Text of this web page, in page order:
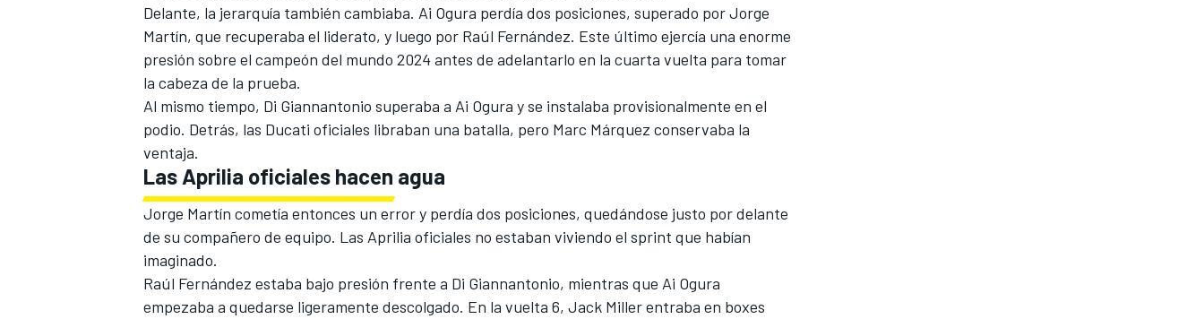
WRC
Delante, la jerarquía también cambiaba. Ai Ogura perdía dos posiciones, superado por Jorge
Martín, que recuperaba el liderato, y luego por Raúl Fernández. Este último ejercía una enorme
presión sobre el campeón del mundo 2024 antes de adelantarlo en la cuarta vuelta para tomar
la cabeza de la prueba.
Al mismo tiempo, Di Giannantonio superaba a Ai Ogura y se instalaba provisionalmente en el
podio. Detrás, las Ducati oficiales libraban una batalla, pero Marc Márquez conservaba la
ventaja.
Las Aprilia oficiales hacen agua
Jorge Martín cometía entonces un error y perdía dos posiciones, quedándose justo por delante
de su compañero de equipo. Las Aprilia oficiales no estaban viviendo el sprint que habían
imaginado.
Raúl Fernández estaba bajo presión frente a Di Giannantonio, mientras que Ai Ogura
empezaba a quedarse ligeramente descolgado. En la vuelta 6, Jack Millerentraba en boxes